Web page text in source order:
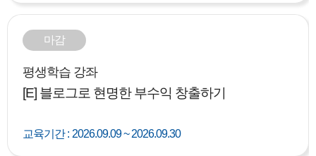
마감
평생학습 강좌
[E] 블로그로 현명한 부수익 창출하기
교육기간 : 2026.09.09 ~ 2026.09.30